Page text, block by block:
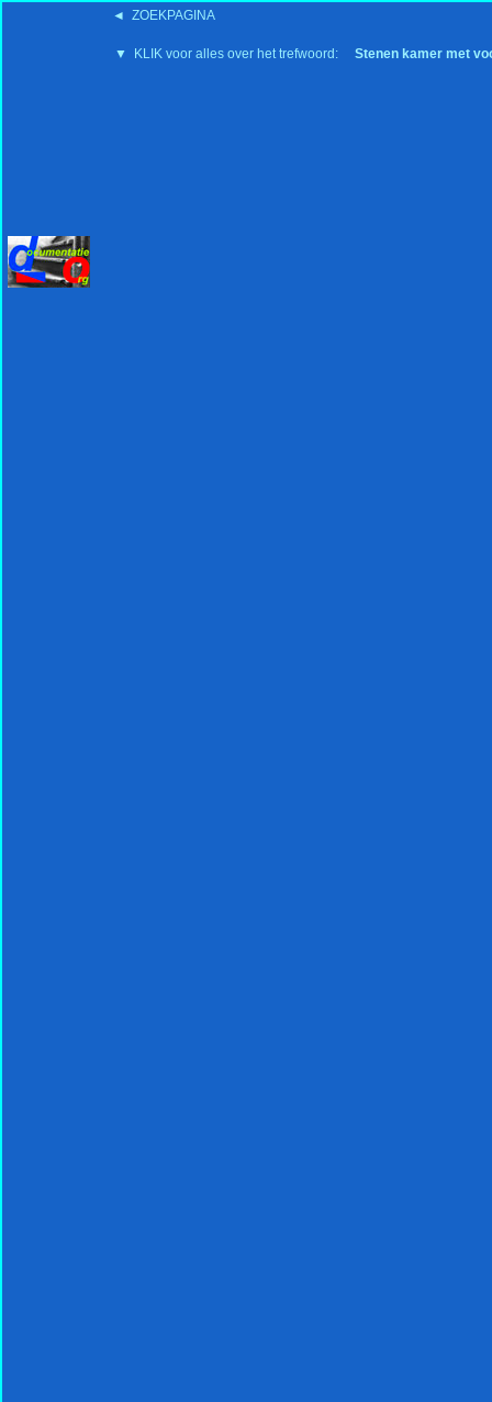
◄ ZOEKPAGINA
▼ KLIK voor alles over het trefwoord: Stenen kamer met
'15:19 19-2-2008